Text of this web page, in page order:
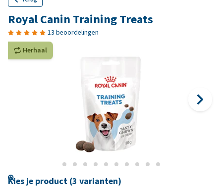
Royal Canin Training Treats
13 beoordelingen
Herhaal
Kies je product (3 varianten)